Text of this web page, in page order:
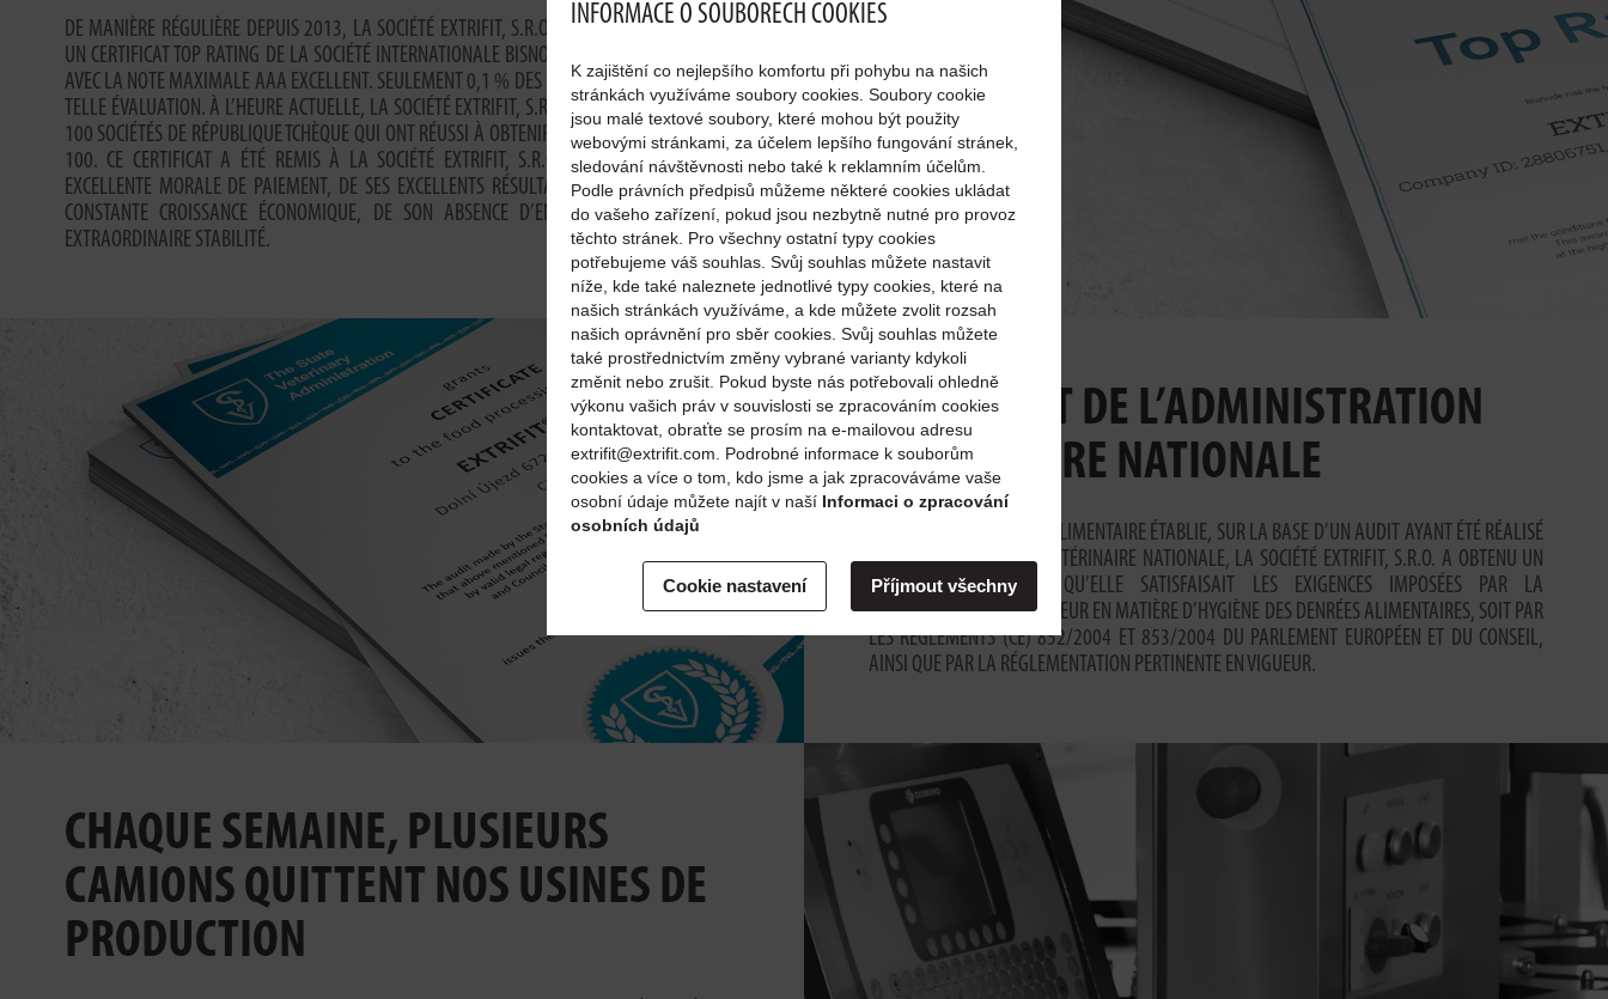
DE MANIÈRE RÉGULIÈRE DEPUIS 2013, LA SOCIÉTÉ EXTRIFIT, S.R.O. OBTIENT CHAQUE ANNÉE
UN CERTIFICAT TOP RATING DE LA SOCIÉTÉ INTERNATIONALE BISNODE ET ELLE Y EST ÉVALUÉE
AVEC LA NOTE MAXIMALE AAA EXCELLENT. SEULEMENT 0,1 % DES SOCIÉTÉS OBTIENNENT UNE
TELLE ÉVALUATION. À L’HEURE ACTUELLE, LA SOCIÉTÉ EXTRIFIT, S.R.O. FAIT MÊME PARTIE DES
100 SOCIÉTÉS DE RÉPUBLIQUE TCHÈQUE QUI ONT RÉUSSI À OBTENIR UN CERTIFICAT CZECH TOP
100. CE CERTIFICAT A ÉTÉ REMIS À LA SOCIÉTÉ EXTRIFIT, S.R.O. SUR LA BASE DE SON
EXCELLENTE MORALE DE PAIEMENT, DE SES EXCELLENTS RÉSULTATS ÉCONOMIQUES, DE SA
CONSTANTE CROISSANCE ÉCONOMIQUE, DE SON ABSENCE D’ENDETTEMENT ET DE SON
EXTRAORDINAIRE STABILITÉ.
CERTIFICAT DE L’ADMINISTRATION
VÉTÉRINAIRE NATIONALE
EN TANT QU’ENTREPRISE ALIMENTAIRE ÉTABLIE, SUR LA BASE D’UN AUDIT AYANT ÉTÉ RÉALISÉ
PAR L’ADMINISTRATION VÉTÉRINAIRE NATIONALE, LA SOCIÉTÉ EXTRIFIT, S.R.O. A OBTENU UN
CERTIFICAT INDIQUANT QU’ELLE SATISFAISAIT LES EXIGENCES IMPOSÉES PAR LA
RÉGLEMENTATION EN VIGUEUR EN MATIÈRE D’HYGIÈNE DES DENRÉES ALIMENTAIRES, SOIT PAR
LES RÈGLEMENTS (CE) 852/2004 ET 853/2004 DU PARLEMENT EUROPÉEN ET DU CONSEIL,
AINSI QUE PAR LA RÉGLEMENTATION PERTINENTE EN VIGUEUR.
CHAQUE SEMAINE, PLUSIEURS
CAMIONS QUITTENT NOS USINES DE
PRODUCTION
INFORMACE O SOUBORECH COOKIES
K zajištění co nejlepšího komfortu při pohybu na našich
stránkách využíváme soubory cookies. Soubory cookie
jsou malé textové soubory, které mohou být použity
webovými stránkami, za účelem lepšího fungování stránek,
sledování návštěvnosti nebo také k reklamním účelům.
Podle právních předpisů můžeme některé cookies ukládat
do vašeho zařízení, pokud jsou nezbytně nutné pro provoz
těchto stránek. Pro všechny ostatní typy cookies
potřebujeme váš souhlas. Svůj souhlas můžete nastavit
níže, kde také naleznete jednotlivé typy cookies, které na
našich stránkách využíváme, a kde můžete zvolit rozsah
našich oprávnění pro sběr cookies. Svůj souhlas můžete
také prostřednictvím změny vybrané varianty kdykoli
změnit nebo zrušit. Pokud byste nás potřebovali ohledně
výkonu vašich práv v souvislosti se zpracováním cookies
kontaktovat, obraťte se prosím na e-mailovou adresu
extrifit@extrifit.com. Podrobné informace k souborům
cookies a více o tom, kdo jsme a jak zpracováváme vaše
osobní údaje můžete najít v naší Informaci o zpracování
osobních údajů
Cookie nastavení Příjmout všechny